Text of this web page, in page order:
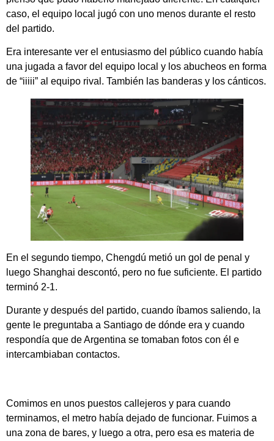
caso, el equipo local jugó con uno menos durante el resto
del partido.
Era interesante ver el entusiasmo del público cuando había
una jugada a favor del equipo local y los abucheos en forma
de “iiiii” al equipo rival. También las banderas y los cánticos.
En el segundo tiempo, Chengdú metió un gol de penal y
luego Shanghai descontó, pero no fue suficiente. El partido
terminó 2-1.
Durante y después del partido, cuando íbamos saliendo, la
gente le preguntaba a Santiago de dónde era y cuando
respondía que de Argentina se tomaban fotos con él e
intercambiaban contactos.
Comimos en unos puestos callejeros y para cuando
terminamos, el metro había dejado de funcionar. Fuimos a
una zona de bares, y luego a otra, pero esa es materia de